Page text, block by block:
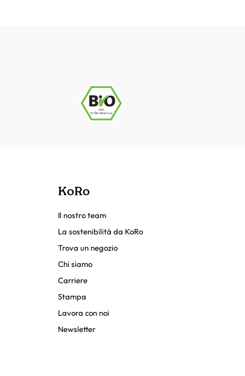
KoRo
Il nostro team
La sostenibilità da KoRo
Trova un negozio
Chi siamo
Carriere
Stampa
Lavora con noi
Newsletter